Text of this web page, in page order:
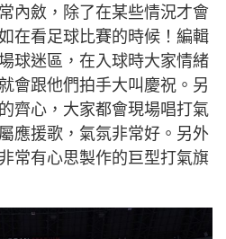
內斂，除了在某些情況才會
在看足球比賽的時候！編輯
球迷區，在入球時大家情緒
會跟他們拍手大叫慶祝。另
齊心，大家都會現場唱打氣
應援歌，氣氛非常好。另外
常有心思製作的巨型打氣旗